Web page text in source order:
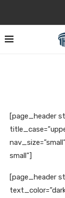
[page_header
small”]
[page_header